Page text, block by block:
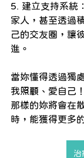
5. 建立支持系統
家人，甚至透過
己的交友圈，讓
進。
當妳懂得透過獨
我照顧、愛自己！
那樣的妳將會在
時，能獲得更多
治